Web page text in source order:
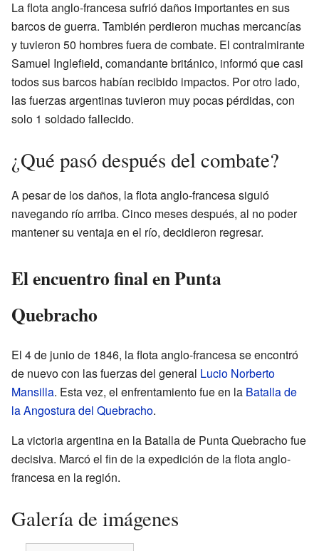
La flota anglo-francesa sufrió daños importantes en sus
barcos de guerra. También perdieron muchas mercancías
y tuvieron 50 hombres fuera de combate. El contralmirante
Samuel Inglefield, comandante británico, informó que casi
todos sus barcos habían recibido impactos. Por otro lado,
las fuerzas argentinas tuvieron muy pocas pérdidas, con
solo 1 soldado fallecido.
¿Qué pasó después del combate?
A pesar de los daños, la flota anglo-francesa siguió
navegando río arriba. Cinco meses después, al no poder
mantener su ventaja en el río, decidieron regresar.
El encuentro final en Punta
Quebracho
El 4 de junio de 1846, la flota anglo-francesa se encontró
de nuevo con las fuerzas del general Lucio Norberto
Mansilla. Esta vez, el enfrentamiento fue en la Batalla de
la Angostura del Quebracho.
La victoria argentina en la Batalla de Punta Quebracho fue
decisiva. Marcó el fin de la expedición de la flota anglo-
francesa en la región.
Galería de imágenes